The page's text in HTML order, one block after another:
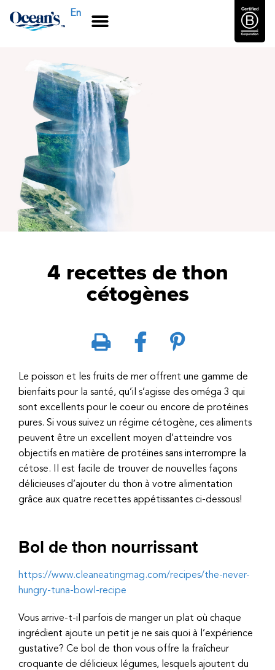
En
4 recettes de thon
cétogènes
Le poisson et les fruits de mer offrent une gamme de
bienfaits pour la santé, qu’il s’agisse des oméga 3 qui
sont excellents pour le coeur ou encore de protéines
pures. Si vous suivez un régime cétogène, ces aliments
peuvent être un excellent moyen d’atteindre vos
objectifs en matière de protéines sans interrompre la
cétose. Il est facile de trouver de nouvelles façons
délicieuses d’ajouter du thon à votre alimentation
grâce aux quatre recettes appétissantes ci-dessous!
Bol de thon nourrissant
https://www.cleaneatingmag.com/recipes/the-never-
hungry-tuna-bowl-recipe
Vous arrive-t-il parfois de manger un plat où chaque
ingrédient ajoute un petit je ne sais quoi à l’expérience
gustative? Ce bol de thon vous offre la fraîcheur
croquante de délicieux légumes, lesquels ajoutent du